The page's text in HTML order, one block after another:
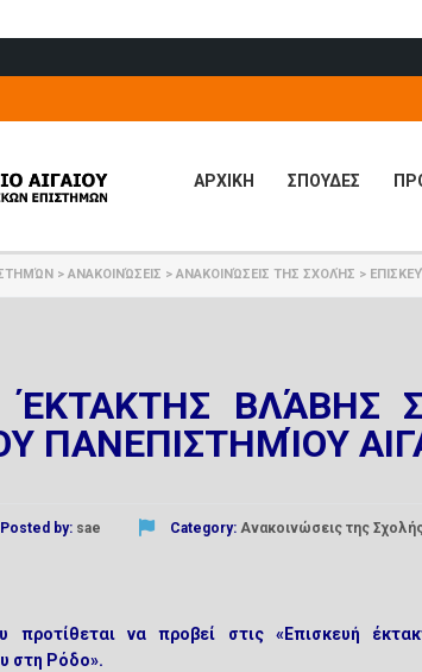
ΑΡΧΙΚΗ ΣΠΟΥΔΕΣ
> ΑΝΑΚΟΙΝΏΣΕΙΣ > ΑΝΑΚΟΙΝΏΣΕΙΣ ΤΗΣ ΣΧΟΛΉΣ >
ΈΚΤΑΚΤΗΣ ΒΛΆΒΗΣ
ΠΑΝΕΠΙΣΤΗΜΊΟΥ
Posted by: sae Category: Ανακοινώσεις της
προτίθεται να προβεί στις «Επισκευή
στη Ρόδο».